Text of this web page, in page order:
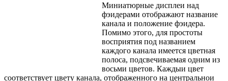
Миниатюрные дисплеи над
фэидерами отображают название
канала и положение фэидера.
Помимо этого, для простоты
восприятия под названием
каждого канала имеется цветная
полоса, подсвечиваемая одним из
восьми цветов. Каждыи цвет
соответствует цвету канала, отображенного на центральнои